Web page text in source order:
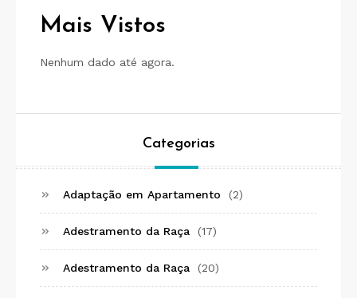
Mais Vistos
Nenhum dado até agora.
Categorias
Adaptação em Apartamento (2)
Adestramento da Raça (17)
Adestramento da Raça (20)